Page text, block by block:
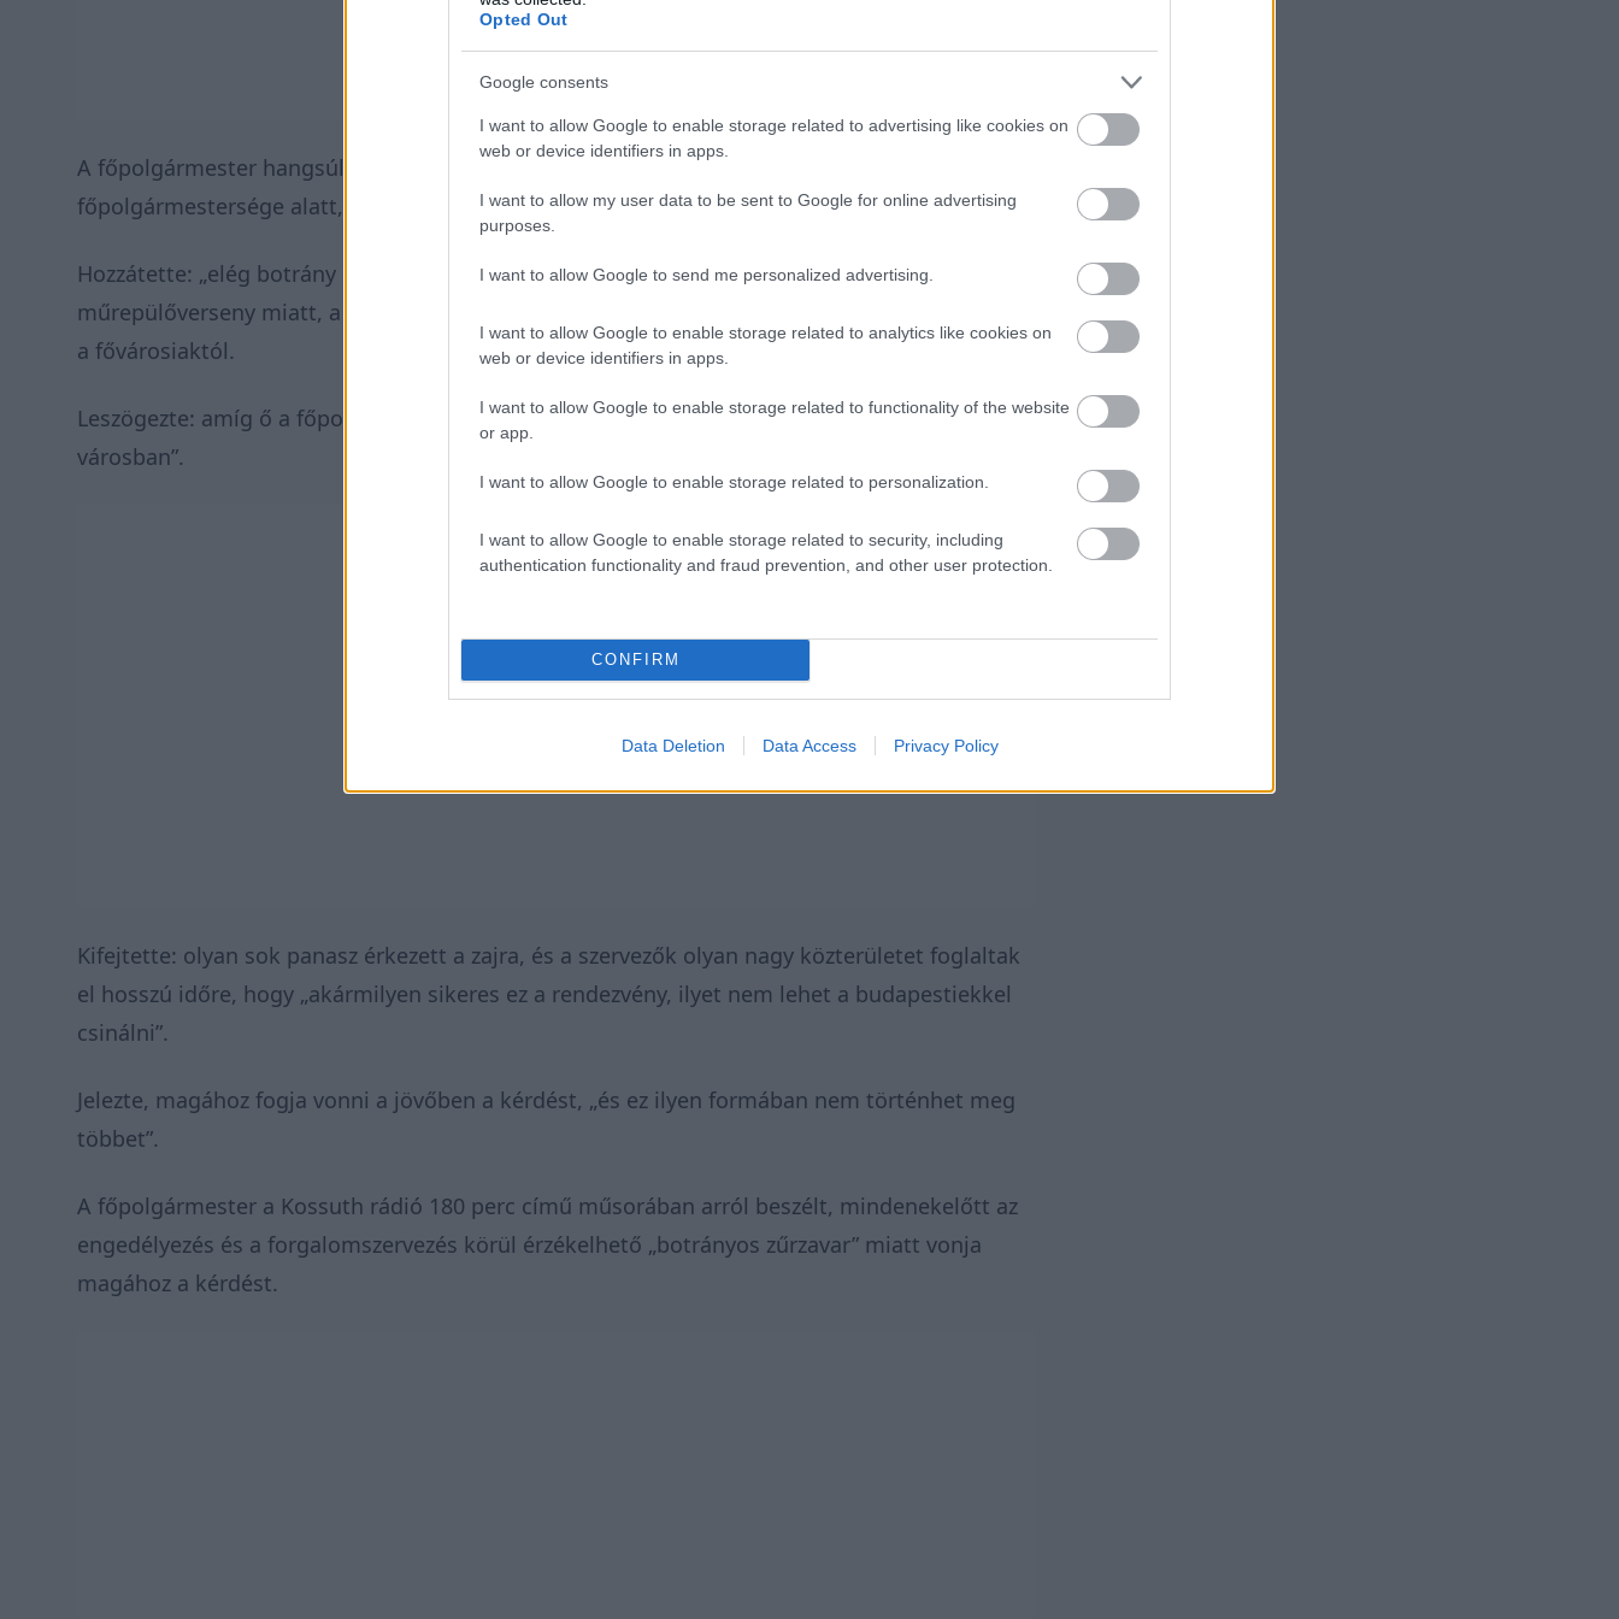
Opted Out
Google consents
I want to allow Google to enable storage related to advertising like cookies on
web or device identifiers in apps.
I want to allow my user data to be sent to Google for online advertising
purposes.
I want to allow Google to send me personalized advertising.
I want to allow Google to enable storage related to analytics like cookies on
web or device identifiers in apps.
I want to allow Google to enable storage related to functionality of the website
or app.
I want to allow Google to enable storage related to personalization.
I want to allow Google to enable storage related to security, including
authentication functionality and fraud prevention, and other user protection.
CONFIRM
Data Deletion Data Access Privacy Policy
A főpolgármester hangsúlyozta: ettől függetlenül azért, ami Budapesten történik a
főpolgármestersége alatt, neki kell vállalnia a politikai felelősséget.
Hozzátette: „elég botrány és zűrzavar” volt az elmúlt napokban a fővárosban a
műrepülőverseny miatt, a zajszennyezés és a közlekedési változások okán, ezért elnézést kér
a fővárosiaktól.
Leszögezte: amíg ő a főpolgármester, addig „ilyen botrányos zűrzavar nem fordulhat elő a
városban”.
Kifejtette: olyan sok panasz érkezett a zajra, és a szervezők olyan nagy közterületet foglaltak
el hosszú időre, hogy „akármilyen sikeres ez a rendezvény, ilyet nem lehet a budapestiekkel
csinálni”.
Jelezte, magához fogja vonni a jövőben a kérdést, „és ez ilyen formában nem történhet meg
többet”.
A főpolgármester a Kossuth rádió 180 perc című műsorában arról beszélt, mindenekelőtt az
engedélyezés és a forgalomszervezés körül érzékelhető „botrányos zűrzavar” miatt vonja
magához a kérdést.